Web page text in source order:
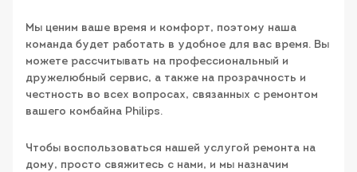
Мы ценим ваше время и комфорт, поэтому наша
команда будет работать в удобное для вас время. Вы
можете рассчитывать на профессиональный и
дружелюбный сервис, а также на прозрачность и
честность во всех вопросах, связанных с ремонтом
вашего комбайна Philips.
Чтобы воспользоваться нашей услугой ремонта на
дому, просто свяжитесь с нами, и мы назначим